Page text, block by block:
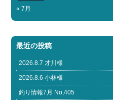
« 7月
最近の投稿
2026.8.7 才川様
2026.8.6 小林様
釣り情報7月 No,405